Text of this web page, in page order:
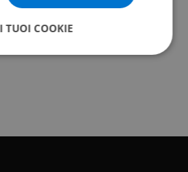
TUOI COOKIE